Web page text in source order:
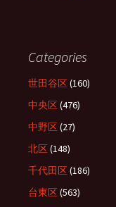
Categories
世田谷区(160)
中央区(476)
中野区(27)
北区(148)
千代田区(186)
台東区(563)